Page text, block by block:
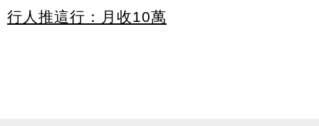
行人推這行：月收10萬